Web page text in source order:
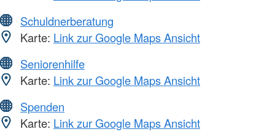
Schuldnerberatung
Karte: Link zur Google Maps Ansicht
Seniorenhilfe
Karte: Link zur Google Maps Ansicht
Spenden
Karte: Link zur Google Maps Ansicht